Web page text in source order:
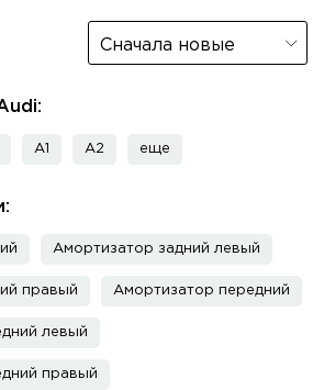
Сначала новые
A1 A2 еще
Амортизатор задний левый
правый Амортизатор передний
левый
правый